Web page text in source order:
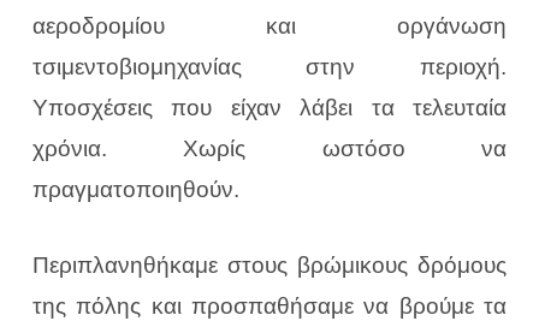
αεροδρομίου και οργάνωση
τσιμεντοβιομηχανίας στην περιοχή.
Υποσχέσεις που είχαν λάβει τα τελευταία
χρόνια. Χωρίς ωστόσο να
πραγματοποιηθούν.
Περιπλανηθήκαμε στους βρώμικους δρόμους
της πόλης και προσπαθήσαμε να βρούμε τα